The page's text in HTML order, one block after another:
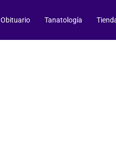
Obituario Tanatología